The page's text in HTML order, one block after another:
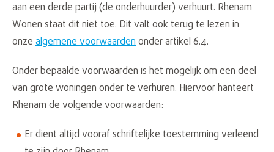
aan een derde partij (de onderhuurder) verhuurt. Rhenam
Wonen staat dit niet toe. Dit valt ook terug te lezen in
onze algemene voorwaardenonder artikel 6.4.
Onder bepaalde voorwaarden is het mogelijk om een deel
van grote woningen onder te verhuren. Hiervoor hanteert
Rhenam de volgende voorwaarden:
Er dient altijd vooraf schriftelijke toestemming verleend